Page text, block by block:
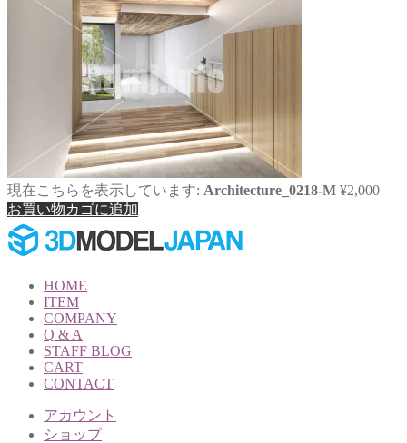
現在こちらを表示しています: Architecture_0218-M ¥2,000
お買い物カゴに追加
HOME
ITEM
COMPANY
Q & A
STAFF BLOG
CART
CONTACT
アカウント
ショップ